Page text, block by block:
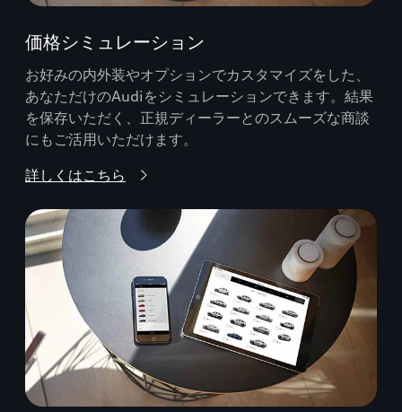
価格シミュレーション
お好みの内外装やオプションでカスタマイズをした、
あなただけのAudiをシミュレーションできます。結果
を保存いただく、正規ディーラーとのスムーズな商談
にもご活用いただけます。
詳しくはこちら